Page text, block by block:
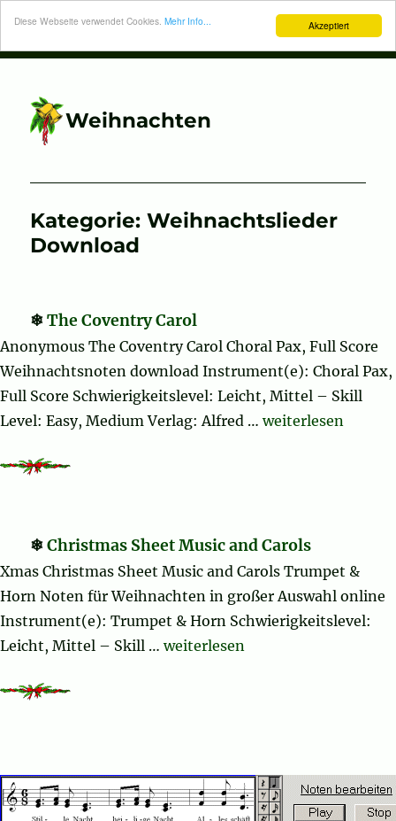
Akzeptiert
Diese Webseite verwendet Cookies. Mehr Info...
Weihnachten
Kategorie:Weihnachtslieder
Download
The Coventry Carol
Anonymous The Coventry Carol Choral Pax, Full Score
Weihnachtsnoten download Instrument(e): Choral Pax,
Full Score Schwierigkeitslevel: Leicht, Mittel – Skill
Level: Easy, Medium Verlag: Alfred …„The Coventry
weiterlesen
Christmas Sheet Music and Carols
Xmas Christmas Sheet Music and Carols Trumpet &
Horn Noten für Weihnachten in großer Auswahl online
Instrument(e): Trumpet & Horn Schwierigkeitslevel:
Leicht, Mittel – Skill …„Christmas Sheet Music and
weiterlesen